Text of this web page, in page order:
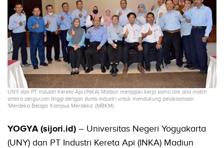
UNY dan PT Industri Kereta Api (INKA) Madiun menjajaki kerja sama link and match
antara perguruan tinggi dengan dunia industri untuk mendukung pelaksanaan
'Merdeka Belajar Kampus Merdeka' (MBKM).
YOGYA (sijori.id) – Universitas Negeri Yogyakarta
(UNY) dan PT Industri Kereta Api (INKA) Madiun